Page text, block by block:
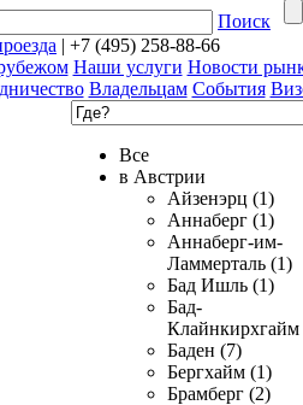
Поиск
| +7 (495) 258-88-66
Наши услуги Новости
Владельцам События
Все
в Австрии
Айзенэрц (1)
Аннаберг (1)
Аннаберг-им-
Ламмерталь (1)
Бад Ишль (1)
Бад-
Клайнкирхгайм
Баден (7)
Бергхайм (1)
Брамберг (2)